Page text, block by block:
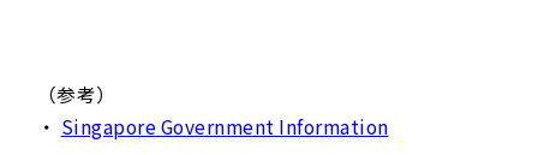
（参考）
・ Singapore Government Information